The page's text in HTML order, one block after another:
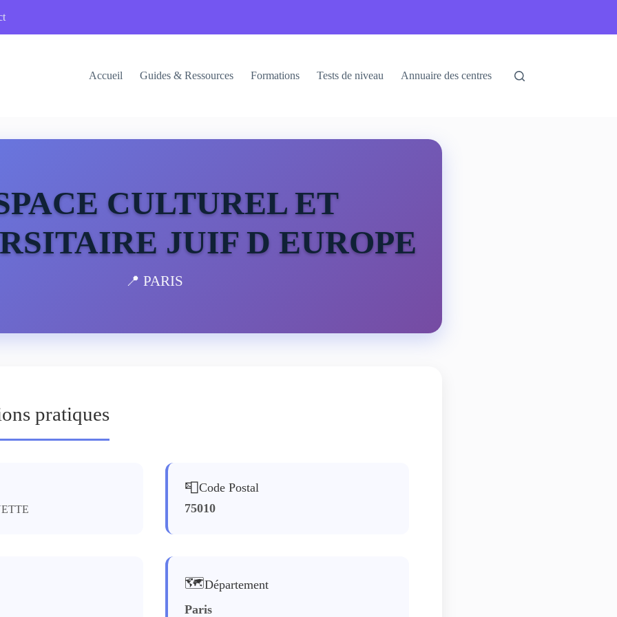
Accueil Guides & Ressources Formations Tests de niveau Annuaire des centres
CULTUREL ET
JUIF D EUROPE
📍 PARIS
pratiques
📮Code Postal
75010
🗺️Département
Paris